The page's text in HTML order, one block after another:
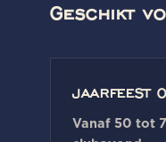
Geschikt
JAARFEEST
Vanaf 50 tot